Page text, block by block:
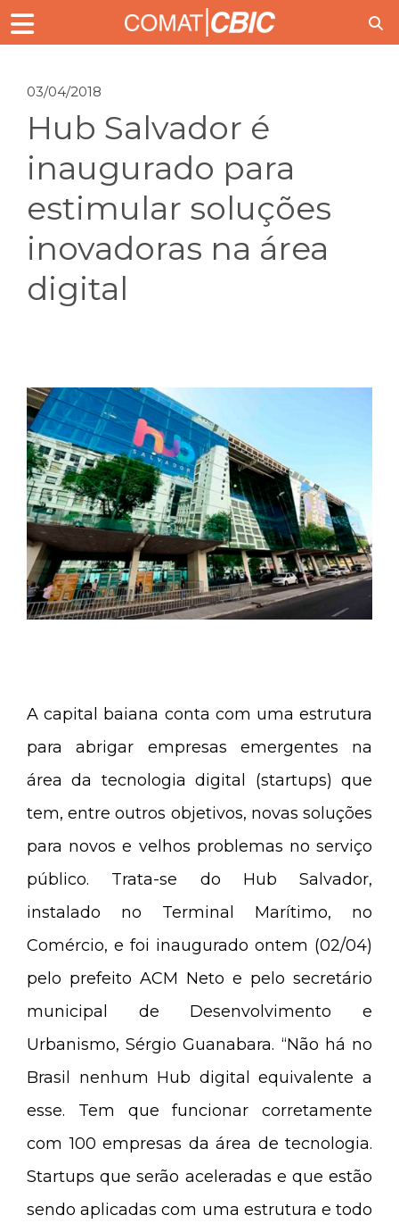
03/04/2018
Hub Salvador é
inaugurado para
estimular soluções
inovadoras na área
digital
A capital baiana conta com uma estrutura
para abrigar empresas emergentes na
área da tecnologia digital (startups) que
tem, entre outros objetivos, novas soluções
para novos e velhos problemas no serviço
público. Trata-se do Hub Salvador,
instalado no Terminal Marítimo, no
Comércio, e foi inaugurado ontem (02/04)
pelo prefeito ACM Neto e pelo secretário
municipal de Desenvolvimento e
Urbanismo, Sérgio Guanabara. “Não há no
Brasil nenhum Hub digital equivalente a
esse. Tem que funcionar corretamente
com 100 empresas da área de tecnologia.
Startups que serão aceleradas e que estão
sendo aplicadas com uma estrutura e todo